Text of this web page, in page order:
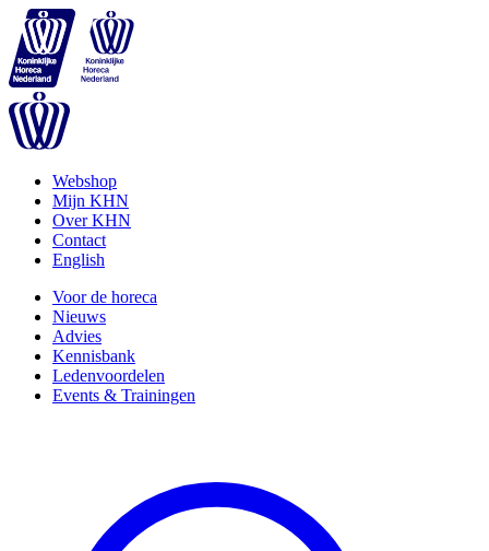
Webshop
Mijn KHN
Over KHN
Contact
English
Voor de horeca
Nieuws
Advies
Kennisbank
Ledenvoordelen
Events & Trainingen